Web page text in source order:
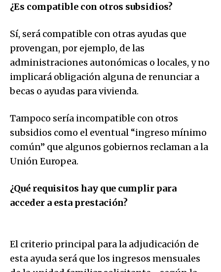
¿Es compatible con otros subsidios?
Sí, será compatible con otras ayudas que
provengan, por ejemplo, de las
administraciones autonómicas o locales, y no
implicará obligación alguna de renunciar a
becas o ayudas para vivienda.
Tampoco sería incompatible con otros
subsidios como el eventual “ingreso mínimo
común” que algunos gobiernos reclaman a la
Unión Europea.
¿Qué requisitos hay que cumplir para
acceder a esta prestación?
El criterio principal para la adjudicación de
esta ayuda será que los ingresos mensuales